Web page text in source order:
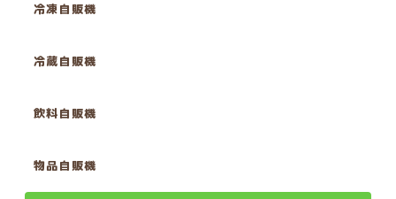
冷凍自販機
冷蔵自販機
飲料自販機
物品自販機